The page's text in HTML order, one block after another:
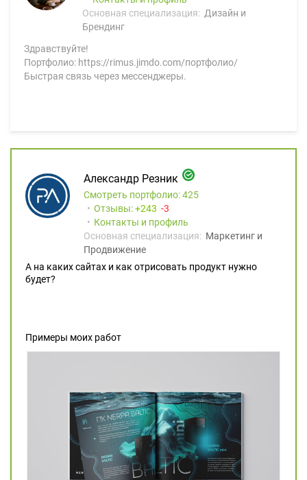
Основная специализация: Дизайн и
Брендинг
Здравствуйте!
Портфолио: https://rimus.jimdo.com/портфолио/
Быстрая связь через мессенджеры.
Александр Резник
Смотреть портфолио: 425
Отзывы:
243
3
Контакты и профиль
Основная специализация: Маркетинг и
Продвижение
А на каких сайтах и как отрисовать продукт нужно
будет?
Примеры моих работ